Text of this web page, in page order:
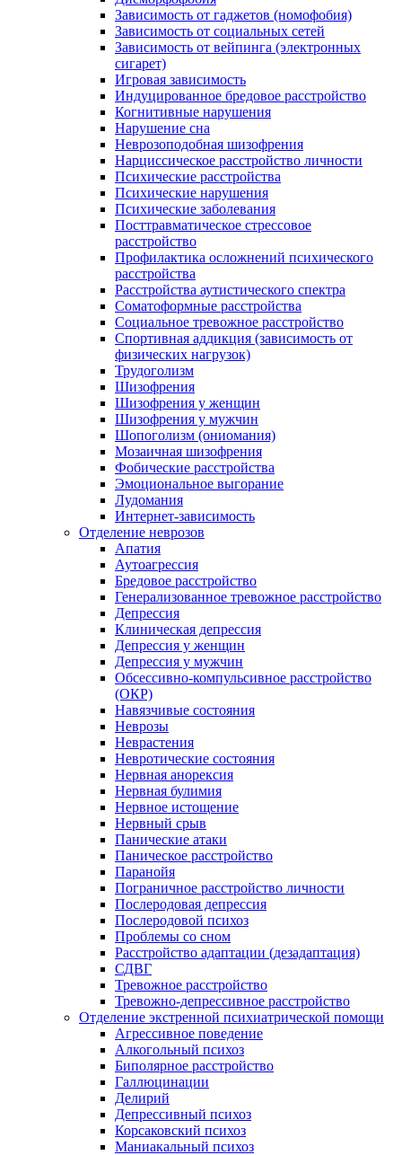
Зависимость от гаджетов (номофобия)
Зависимость от социальных сетей
Зависимость от вейпинга (электронных
сигарет)
Игровая зависимость
Индуцированное бредовое расстройство
Когнитивные нарушения
Нарушение сна
Неврозоподобная шизофрения
Нарциссическое расстройство личности
Психические расстройства
Психические нарушения
Психические заболевания
Посттравматическое стрессовое
расстройство
Профилактика осложнений психического
расстройства
Расстройства аутистического спектра
Соматоформные расстройства
Социальное тревожное расстройство
Спортивная аддикция (зависимость от
физических нагрузок)
Трудоголизм
Шизофрения
Шизофрения у женщин
Шизофрения у мужчин
Шопоголизм (ониомания)
Мозаичная шизофрения
Фобические расстройства
Эмоциональное выгорание
Лудомания
Интернет-зависимость
Отделение неврозов
Апатия
Аутоагрессия
Бредовое расстройство
Генерализованное тревожное расстройство
Депрессия
Клиническая депрессия
Депрессия у женщин
Депрессия у мужчин
Обсессивно-компульсивное расстройство
(ОКР)
Навязчивые состояния
Неврозы
Неврастения
Невротические состояния
Нервная анорексия
Нервная булимия
Нервное истощение
Нервный срыв
Панические атаки
Паническое расстройство
Паранойя
Пограничное расстройство личности
Послеродовая депрессия
Послеродовой психоз
Проблемы со сном
Расстройство адаптации (дезадаптация)
СДВГ
Тревожное расстройство
Тревожно-депрессивное расстройство
Отделение экстренной психиатрической помощи
Агрессивное поведение
Алкогольный психоз
Биполярное расстройство
Галлюцинации
Делирий
Депрессивный психоз
Корсаковский психоз
Маниакальный психоз